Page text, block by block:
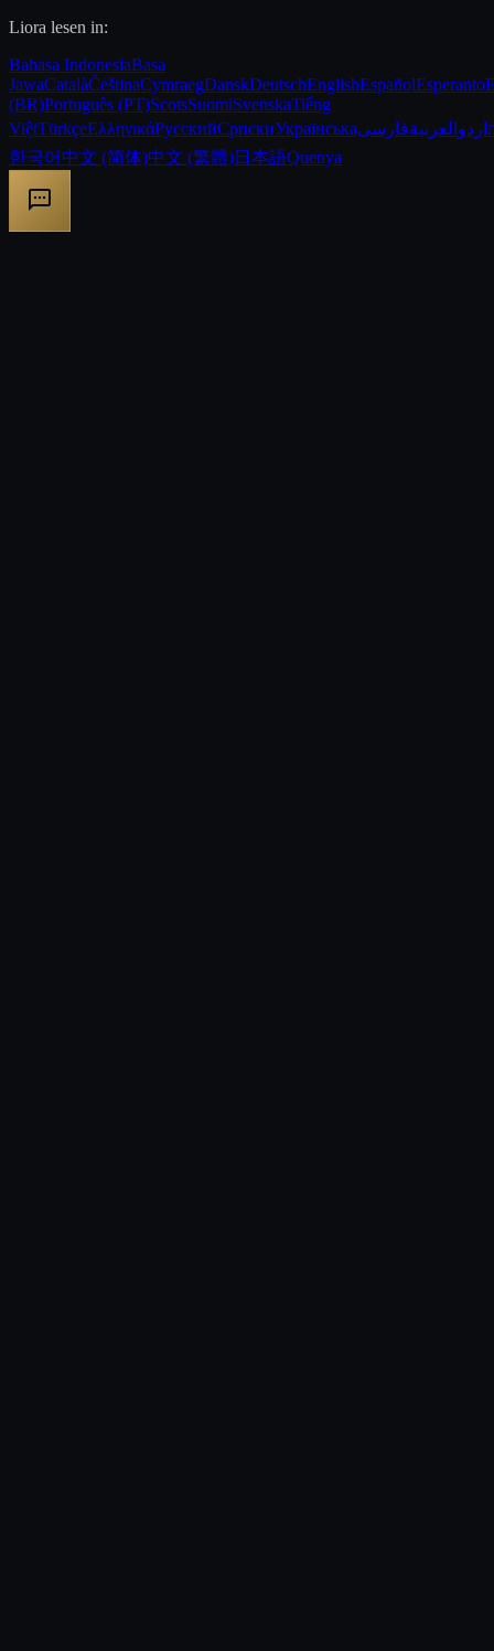
Liora lesen in:
Bahasa IndonesiaBasa
JawaCatalàČeštinaCymraegDanskDeutschEnglishEspañolEsperanto
(BR)Português (PT)ScotsSuomiSvenskaTiếng
ViệtTürkçeΕλληνικάРусскийСрпскиУкраїнська اردو العربيةفارسی
한국어中文 (简体)中文 (繁體)日本語Quenya